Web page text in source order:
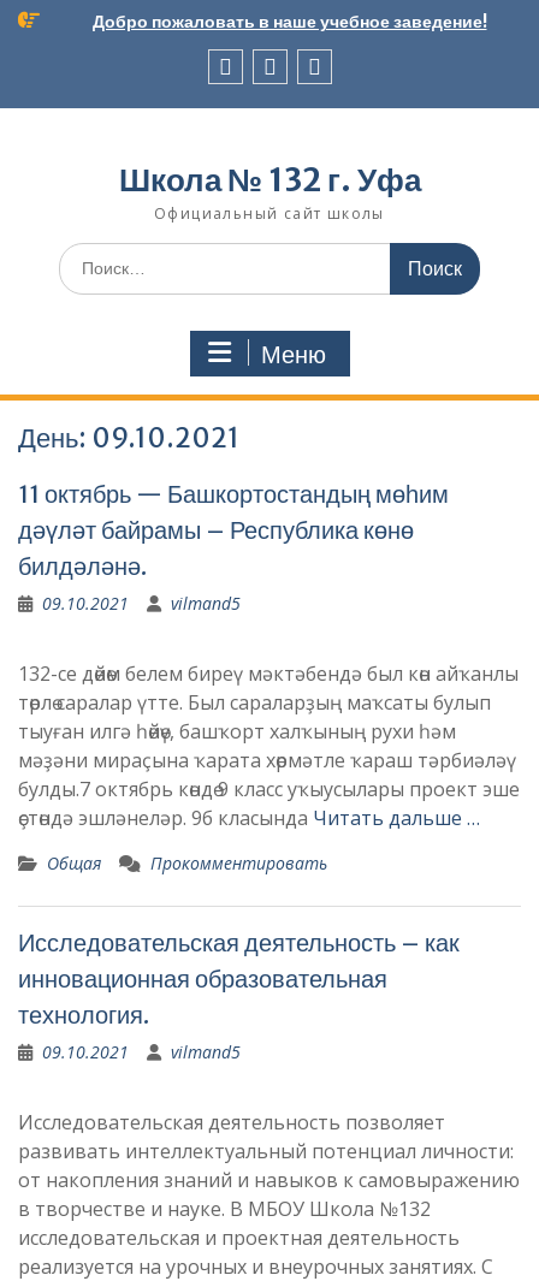
Перейти
Добро пожаловать в наше учебное заведение!
Школа № 132 г. Уфа
Официальный сайт школы
Поиск
по:
Меню
День: 09.10.2021
11 октябрь — Башкортостандың мөһим
дәүләт байрамы – Республика көнө
билдәләнә.
09.10.2021 vilmand5
132-се дөйөм белем биреү мәктәбендә был көн айҡанлы
төрлө саралар үтте. Был сараларҙың маҡсаты булып
тыуған илгә һөйөү, башҡорт халҡының рухи һәм
мәҙәни мираҫына ҡарата хөрмәтле ҡараш тәрбиәләү
булды.7 октябрь көндө 9 класс уҡыусылары проект эше
өҫтөндә эшләнеләр. 9б класында Читать дальше …
Общая Прокомментировать
Исследовательская деятельность – как
инновационная образовательная
технология.
09.10.2021 vilmand5
Исследовательская деятельность позволяет
развивать интеллектуальный потенциал личности:
от накопления знаний и навыков к самовыражению
в творчестве и науке. В МБОУ Школа №132
исследовательская и проектная деятельность
реализуется на урочных и внеурочных занятиях. С